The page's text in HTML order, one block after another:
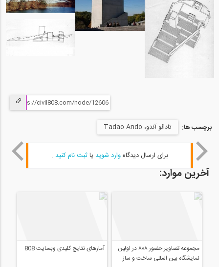
برچسب ها: تادائو آندو، Tadao Ando
برای ارسال دیدگاهوارد شوید یاثبت نام کنید .
آخرین موارد: